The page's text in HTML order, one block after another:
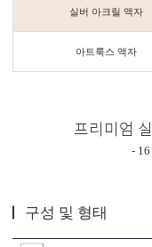
실버 아크릴 액자
아트룩스 액자
프리미엄
-
구성 및 형태